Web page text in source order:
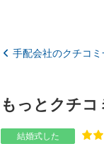
手配会社のクチコ
もっとクチコ
結婚式した